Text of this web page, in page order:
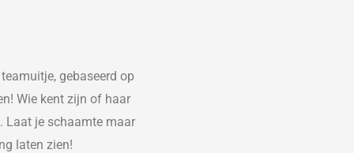
gebaseerd op
Wie kent zijn of haar
Laat je schaamte maar
laten zien!